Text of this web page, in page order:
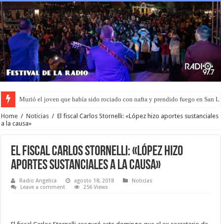
Murió el joven que había sido rociado con nafta y prendido fuego en San
Home / Noticias / El fiscal Carlos Stornelli: «López hizo aportes sustanciales
a la causa»
El fiscal Carlos Stornelli: «López hizo
aportes sustanciales a la causa»
Radio Angelica agosto 18, 2018
Noticias
Leave a comment
256 Views